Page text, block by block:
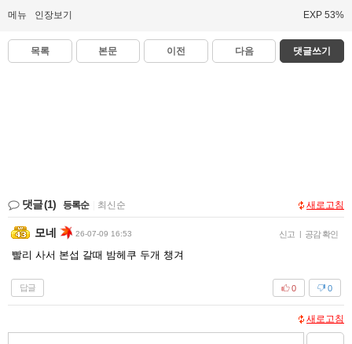
메뉴 인장보기 EXP 53%
목록 본문 이전 다음 댓글쓰기
댓글(1) 등록순 최신순 새로고침
모네 26-07-09 16:53 신고 | 공감 확인
빨리 사서 본섭 갈때 밤헤쿠 두개 챙겨
답글 0
0
새로고침